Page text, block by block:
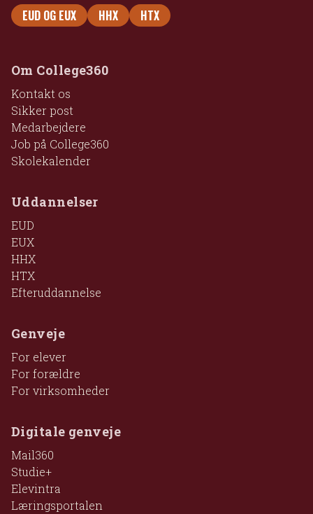
EUD OG EUX HHX HTX
Om College360
Kontakt os
Sikker post
Medarbejdere
Job på College360
Skolekalender
Uddannelser
EUD
EUX
HHX
HTX
Efteruddannelse
Genveje
For elever
For forældre
For virksomheder
Digitale genveje
Mail360
Studie+
Elevintra
Læringsportalen